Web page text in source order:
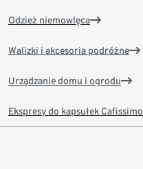
Odzież niemowlęca
Walizki i akcesoria podróżne
Urządzanie domu i ogrodu
Ekspresy do kapsułek Cafissimo